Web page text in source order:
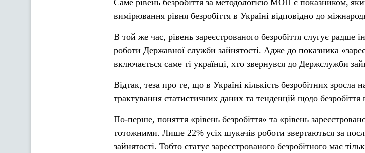
Саме рівень безробіття за методологією МОП є показником,
вимірювання рівня безробіття в Україні відповідно до
В той же час, рівень зареєстрованого безробіття слугує радше
роботи Державної служби зайнятості. Адже до показника
включається саме ті українці, хто звернувся до Держслужби
Відтак, теза про те, що в Україні кількість безробітних зросла
трактування статистичних даних та тенденцій щодо безробіття
По-перше, поняття «рівень безробіття» та «рівень
тотожними. Лише 22% усіх шукачів роботи звертаються за
зайнятості. Тобто статус зареєстрованого безробітного має